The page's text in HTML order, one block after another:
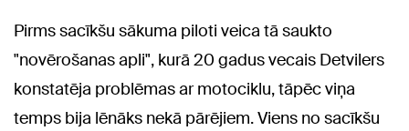
Pirms sacīkšu sākuma piloti veica tā saukto
"novērošanas apli", kurā 20 gadus vecais Detvilers
konstatēja problēmas ar motociklu, tāpēc viņa
temps bija lēnāks nekā pārējiem. Viens no sacīkšu